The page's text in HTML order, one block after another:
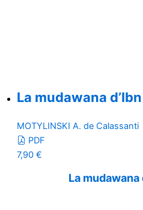
La mudawana
MOTYLINSKI A. de Calassanti
PDF
7,90 €
La mudawana